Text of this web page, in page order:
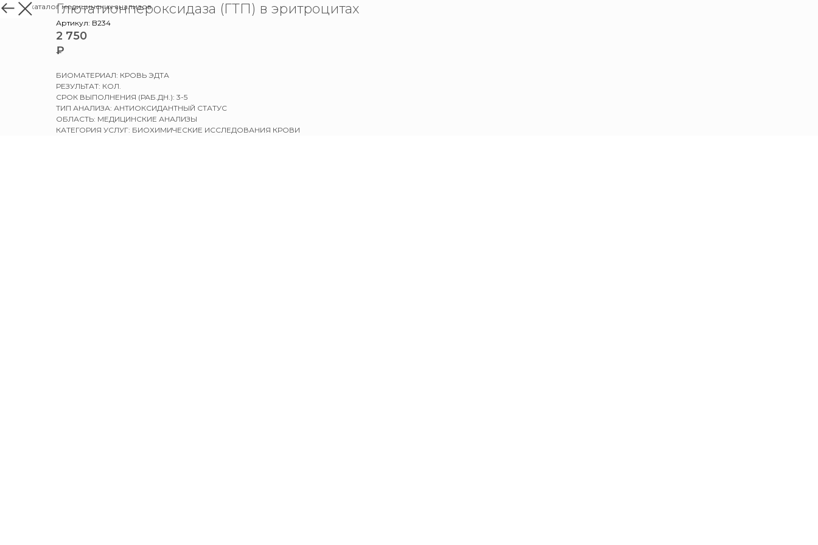
назад в каталог медицинских анализов
Глютатионпероксидаза (ГТП) в эритроцитах
Артикул: B234
2 750
₽
БИОМАТЕРИАЛ: КРОВЬ ЭДТА
РЕЗУЛЬТАТ: КОЛ.
СРОК ВЫПОЛНЕНИЯ (РАБ.ДН.): 3-5
ТИП АНАЛИЗА: АНТИОКСИДАНТНЫЙ СТАТУС
ОБЛАСТЬ: МЕДИЦИНСКИЕ АНАЛИЗЫ
КАТЕГОРИЯ УСЛУГ: БИОХИМИЧЕСКИЕ ИССЛЕДОВАНИЯ КРОВИ